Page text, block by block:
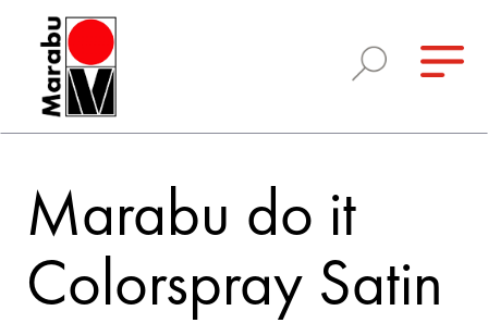
Marabu do it
Colorspray Satin